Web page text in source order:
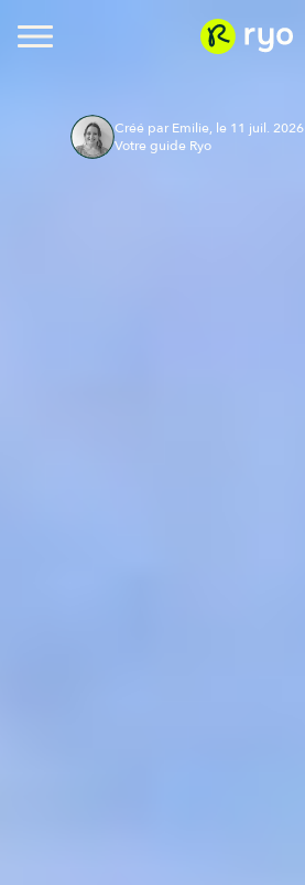
Créé par Emilie, le 11 juil. 2026
Votre guide Ryo